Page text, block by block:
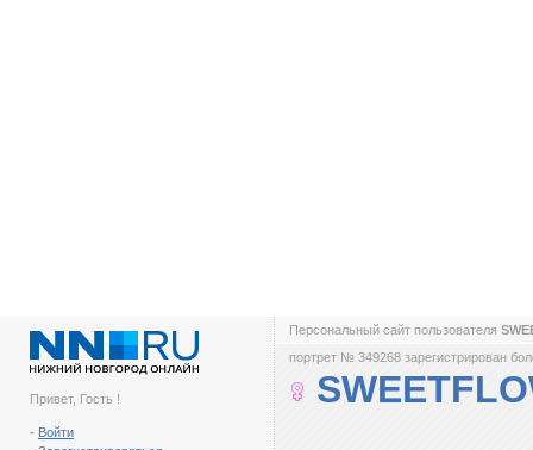
Привет, Гость !
- Войти
Персональный сайт пользователя
портрет № 349268 зарегистрирован